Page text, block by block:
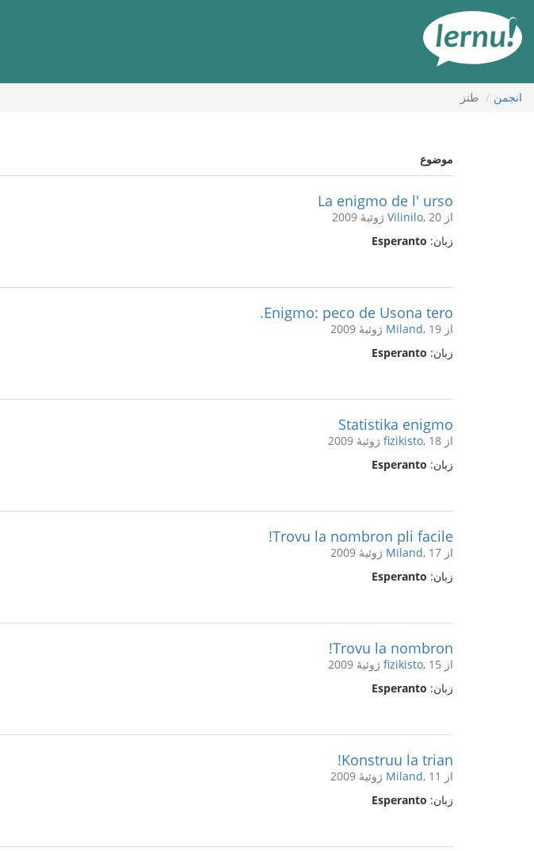
محتوا
انجمن طنز
موضوع
La enigmo de l' urso
از Vilinilo, 20 ژوئیهٔ 2009
زبان: Esperanto
Enigmo: peco de Usona tero.
از Miland, 19 ژوئیهٔ 2009
زبان: Esperanto
Statistika enigmo
از fizikisto, 18 ژوئیهٔ 2009
زبان: Esperanto
Trovu la nombron pli facile!
از Miland, 17 ژوئیهٔ 2009
زبان: Esperanto
Trovu la nombron!
از fizikisto, 15 ژوئیهٔ 2009
زبان: Esperanto
Konstruu la trian!
از Miland, 11 ژوئیهٔ 2009
زبان: Esperanto